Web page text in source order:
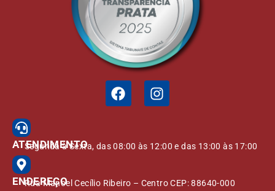
ATENDIMENTO
Segunda à Sexta, das 08:00 às 12:00 e das 13:00 às 17:00
ENDEREÇO
Rua Manoel Cecílio Ribeiro – Centro CEP: 88640-000